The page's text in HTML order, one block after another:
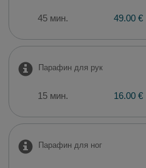
45 мин. 49.00 €
Парафин для рук
15 мин. 16.00 €
Парафин для ног